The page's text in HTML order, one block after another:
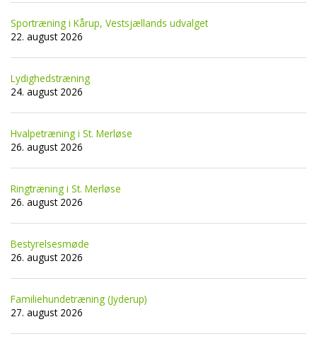
Sportræning i Kårup, Vestsjællands udvalget
22. august 2026
Lydighedstræning
24. august 2026
Hvalpetræning i St. Merløse
26. august 2026
Ringtræning i St. Merløse
26. august 2026
Bestyrelsesmøde
26. august 2026
Familiehundetræning (Jyderup)
27. august 2026